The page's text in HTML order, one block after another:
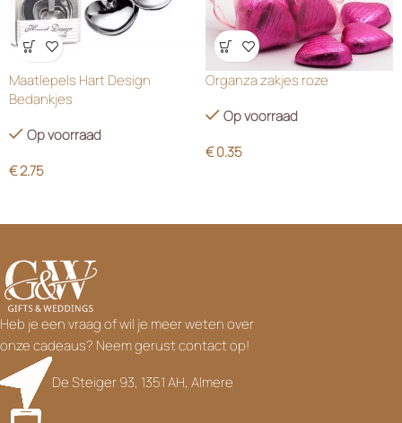
Wensenlijst
Maatlepels Hart Design
Bedankjes
Op voorraad
€2.75
Wensenlijst
Organza zakjes roze
Op voorraad
€0.35
Heb je een vraag of wil je meer weten over
onze cadeaus? Neem gerust contact op!
De Steiger 93, 1351 AH, Almere